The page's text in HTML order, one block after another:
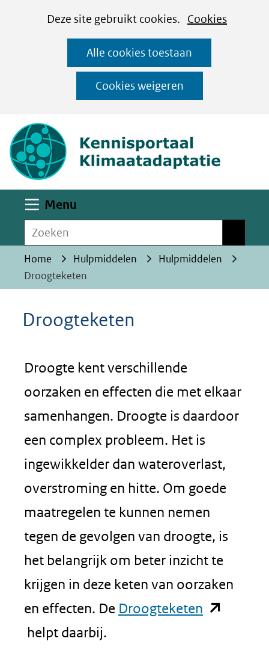
CookiesDeze site gebruikt cookies. Cookies
op
deze
website
worden
toegestaan
geweigerd.
Alle cookies toestaan
Cookies weigeren
Ga
naar
de
inhoud
Menu
Zoeken
Home Hulpmiddelen
Hulpmiddelen
Droogteketen
Droogteketen
Droogte kent verschillende
oorzaken en effecten die met elkaar
samenhangen. Droogte is daardoor
een complex probleem. Het is
ingewikkelder dan wateroverlast,
overstroming en hitte. Om goede
maatregelen te kunnen nemen
tegen de gevolgen van droogte, is
het belangrijk om beter inzicht te
krijgen in deze keten van oorzaken
en effecten. De Droogteketen (opent
helpt daarbij.